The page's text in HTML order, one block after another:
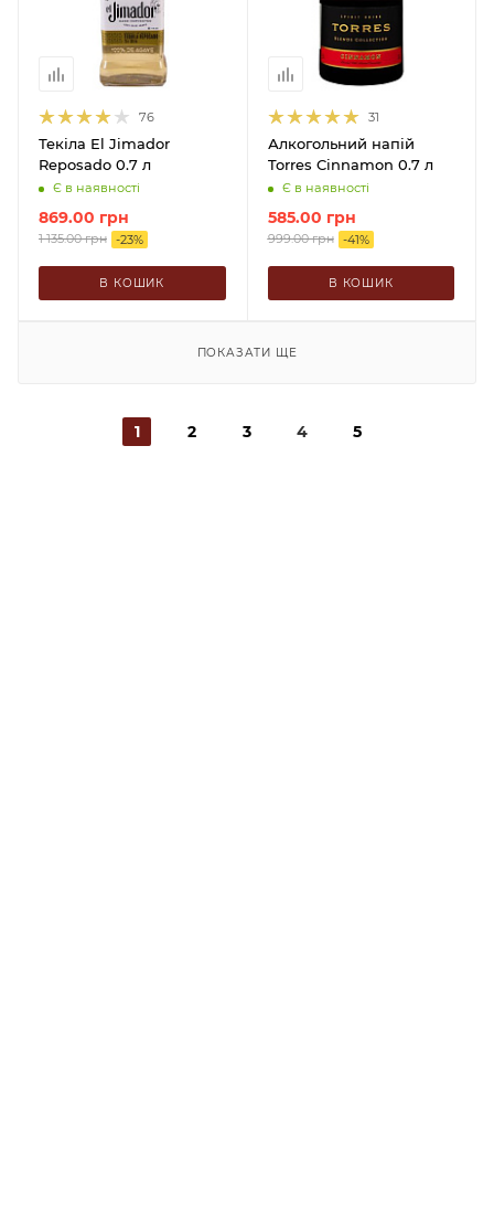
76
Текіла El Jimador
Reposado 0.7 л
Є в наявності
869.00 грн
1 135.00грн -23%
В КОШИК
31
Алкогольний напій
Torres Cinnamon 0.7 л
Є в наявності
585.00 грн
999.00грн -41%
В КОШИК
ПОКАЗАТИ ЩЕ
1 2 3 4 5